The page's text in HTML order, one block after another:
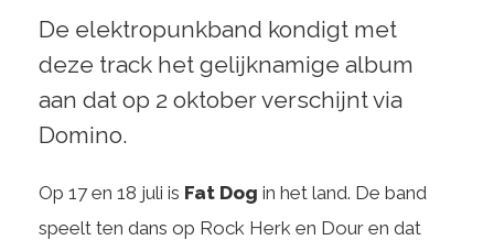
De elektropunkband kondigt met
deze track het gelijknamige album
aan dat op 2 oktober verschijnt via
Domino.
Op 17 en 18 juli is Fat Dog in het land. De band
speelt ten dans op Rock Herk en Dour en dat